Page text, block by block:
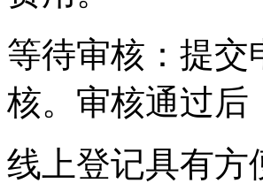
等待审核：提交
核。审核通过后
线上登记具有方